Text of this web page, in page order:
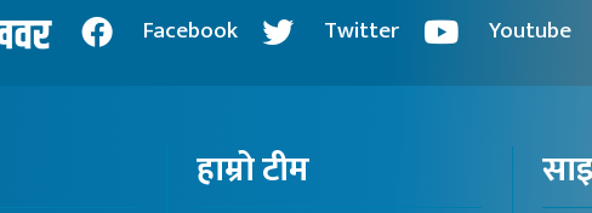
Facebook Twitter Youtube
हाम्रो टीम